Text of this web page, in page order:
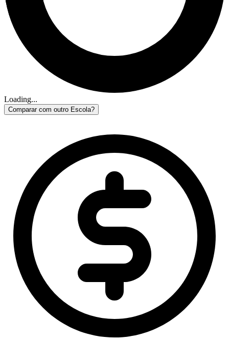
Loading...
Comparar com outro Escola?